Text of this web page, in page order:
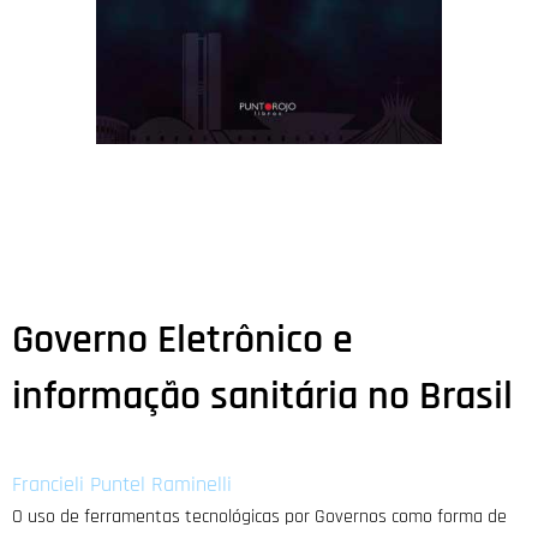
Governo Eletrônico e
informação sanitária no Brasil
Francieli Puntel Raminelli
O uso de ferramentas tecnológicas por Governos como forma de